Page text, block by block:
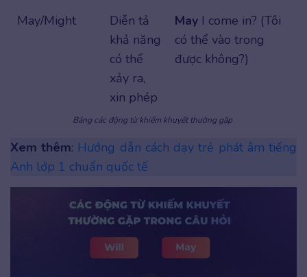
May/Might
Diễn tả
khả năng
có thể
xảy ra,
xin phép
May I come in? (Tôi
có thể vào trong
được không?)
Bảng các động từ khiếm khuyết thường gặp
Xem thêm: Hướng dẫn cách dạy trẻ phát âm tiếng
Anh lớp 1 chuẩn quốc tế